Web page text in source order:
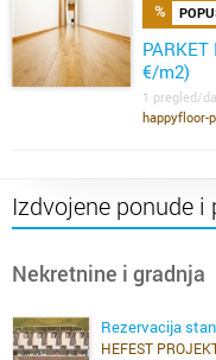
€/m2)
1 pregled/
happyfloor-
Izdvojene ponude i
Nekretnine i gradnja
Rezervacija
HEFEST